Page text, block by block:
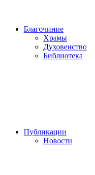
Благочиние
Храмы
Духовенство
Библиотека
Публикации
Новости